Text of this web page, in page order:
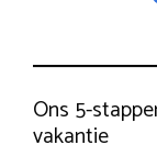
Ons 5-
vakantie